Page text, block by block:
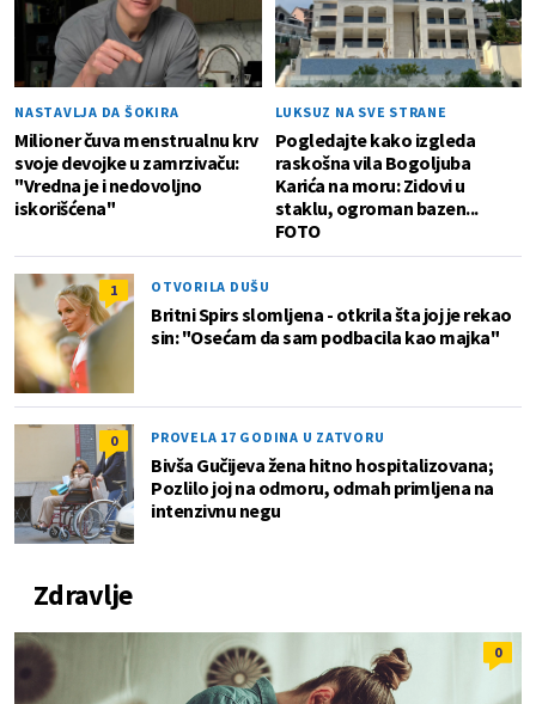
NASTAVLJA DA ŠOKIRA
Milioner čuva menstrualnu krv
svoje devojke u zamrzivaču:
"Vredna je i nedovoljno
iskorišćena"
LUKSUZ NA SVE STRANE
Pogledajte kako izgleda
raskošna vila Bogoljuba
Karića na moru: Zidovi u
staklu, ogroman bazen...
FOTO
1 OTVORILA DUŠU
Britni Spirs slomljena - otkrila šta joj je rekao
sin: "Osećam da sam podbacila kao majka"
0 PROVELA 17 GODINA U ZATVORU
Bivša Gučijeva žena hitno hospitalizovana;
Pozlilo joj na odmoru, odmah primljena na
intenzivnu negu
Zdravlje
0